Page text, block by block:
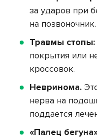
за ударов при
на позвоночник.
Травмы стопы:
покрытия или
кроссовок.
Невринома.
нерва на
поддается
«Палец